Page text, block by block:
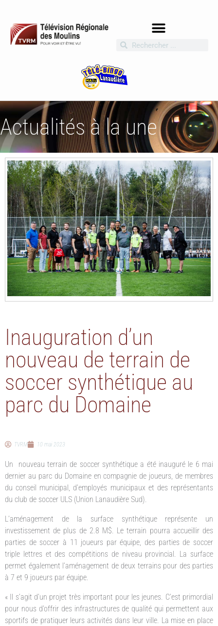
Actualités à la une
Inauguration d’un
nouveau de terrain de
soccer synthétique au
parc du Domaine
TVRM 10 mai 2023
Un nouveau terrain de soccer synthétique a été inauguré le 6 mai
dernier au parc du Domaine en compagnie de joueurs, de membres
du conseil municipal, d’employés municipaux et des représentants
du club de soccer ULS (Union Lanaudière Sud).
L’aménagement de la surface synthétique représente un
investissement de plus de 2.8 M$. Le terrain pourra accueillir des
parties de soccer à 11 joueurs par équipe, des parties de soccer
triple lettres et des compétitions de niveau provincial. La surface
permet également l’aménagement de deux terrains pour des parties
à 7 et 9 joueurs par équipe.
« Il s’agit d’un projet très important pour les jeunes. C’est primordial
pour nous d’offrir des infrastructures de qualité qui permettent aux
sportifs de pratiquer leurs activités dans leur ville. La mise en place